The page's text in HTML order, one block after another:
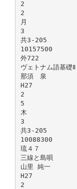
2
2
月
3
共3-205
10157500
外722
ヴェトナム語基礎Ⅱ
那須 泉
H27
2
5
木
3
共3-205
10088300
琉４７
三線と島唄
山里 純一
H27
2